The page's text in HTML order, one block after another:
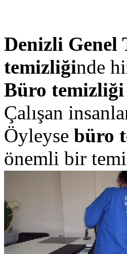
Denizli Genel
temizliğinde
Büro temizliği
Çalışan
Öyleyse büro
önemli bir